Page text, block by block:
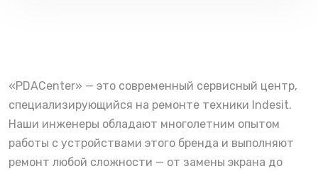
«PDACenter» — это современный сервисный центр,
специализирующийся на ремонте техники Indesit.
Наши инженеры обладают многолетним опытом
работы с устройствами этого бренда и выполняют
ремонт любой сложности — от замены экрана до